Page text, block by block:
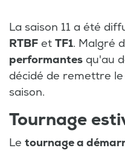
La saison 11 a été
RTBF et TF1. Malgré
performantes qu'au
décidé de remettre
saison.
Tournage
Le tournage a